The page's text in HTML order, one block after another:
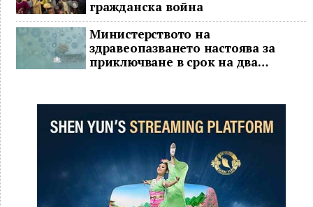
гражданска война
Министерството на
здравеопазването настоява за
приключване в срок на два